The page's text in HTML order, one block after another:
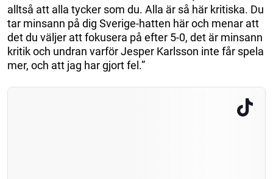
alltså att alla tycker som du. Alla är så här kritiska. Du
tar minsann på dig Sverige-hatten här och menar att
det du väljer att fokusera på efter 5-0, det är minsann
kritik och undran varför Jesper Karlsson inte får spela
mer, och att jag har gjort fel.”